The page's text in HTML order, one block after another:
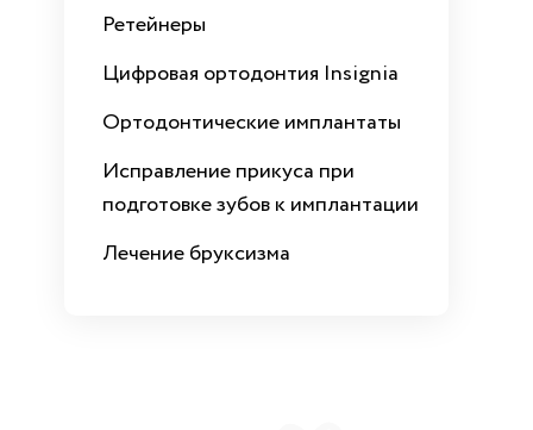
Ретейнеры
Цифровая ортодонтия Insignia
Ортодонтические имплантаты
Исправление прикуса при
подготовке зубов к имплантации
Лечение бруксизма